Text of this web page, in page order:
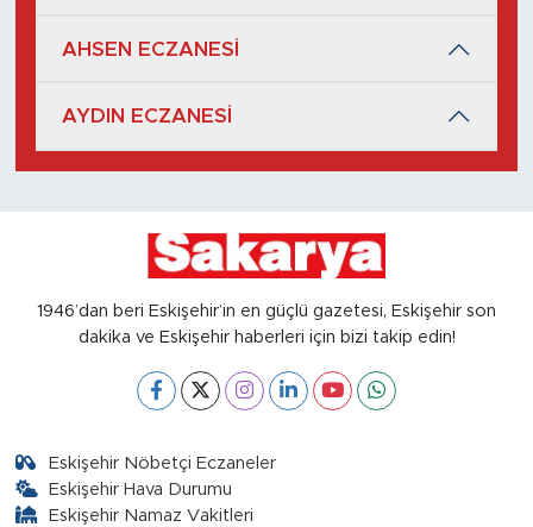
AHSEN ECZANESİ
AYDIN ECZANESİ
1946’dan beri Eskişehir’in en güçlü gazetesi, Eskişehir son
dakika ve Eskişehir haberleri için bizi takip edin!
Eskişehir Nöbetçi Eczaneler
Eskişehir Hava Durumu
Eskişehir Namaz Vakitleri